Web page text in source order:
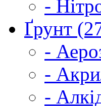
-
Ґрунт
-
-
-